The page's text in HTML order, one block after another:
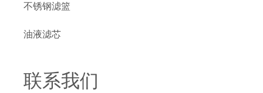
不锈钢滤篮
油液滤芯
联系我们